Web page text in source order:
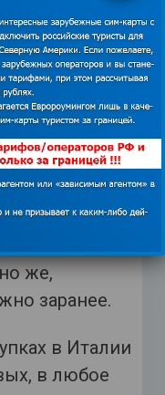
сэкономить
в центре
транспорт
же,
заранее.
в Италии
в любое